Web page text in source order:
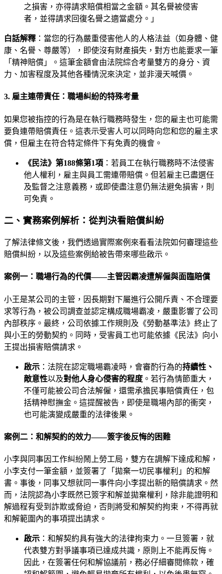
之損害，亦得請求賠償相當之金額。其名譽被侵害
者，並得請求回復名譽之適當處分。」
白話解釋 ：當您的行為嚴重侵害他人的人格法益（如身體、健
康、名譽、尊嚴等），即使沒有財產損失，對方也能要求一筆
「精神賠償」。這筆金額會由法院綜合考量雙方的身分、資
力、加害程度及其他各種情況來決定，並非漫天喊價。
3. 雇主連帶責任：職場糾紛的特殊考量
如果您被指控的行為是在執行職務時發生，您的雇主也可能需
要負連帶賠償責任。這表示受害人可以同時向您和您的雇主求
償，但雇主在符合特定條件下有免責的機會。
《民法》第188條第1項 ：若員工在執行職務時不法侵害
他人權利，雇主與員工需連帶賠償。但若雇主已盡選任
及監督之注意義務，或即使盡注意仍無法避免損害，則
可免責。
二、實務案例解析：從判決看賠償糾紛
了解法律條文後，我們透過實際案例來看看法院如何審理這些
賠償糾紛，以及這些案例給被告帶來哪些啟示。
案例一：職場行為的代價——主管因霸凌遭解僱與面臨賠償
小王是某公司的主管，因長期對下屬進行公開斥責、不合理要
求等行為，被公司調查並認定構成職場霸凌，嚴重影響了公司
內部秩序。最終，公司依據工作規則及《勞動基準法》終止了
與小王的勞動契約。同時，受害員工也可能依據《民法》向小
王提出損害賠償請求。
啟示 ：法院在認定職場霸凌時，會審酌行為的持續性、
敵意性以及對他人身心侵害的程度 。若行為情節重大，
不僅可能被公司合法解僱，還需承擔民事賠償責任，包
括精神慰撫金。這提醒被告，即使是職場內部的衝突，
也可能演變成嚴重的法律後果。
案例二：和解契約的效力——簽字後反悔的困難
小李與同事因工作糾紛鬧上勞工局，雙方在調解下達成和解，
小李支付一筆金額，並簽署了「拋棄一切民事權利」的和解
書。事後，同事又想就同一事件向小李提出新的賠償請求。然
而，法院認為小李既然已簽字和解並拋棄權利，除非能證明和
解過程有受到詐欺或脅迫，否則將受和解契約拘束，不得再就
和解範圍內的事項提出請求。
啟示 ：和解契約具有強大的法律拘束力。一旦簽署，就
代表雙方對爭議事項已達成共識，原則上不能再反悔。
因此，在簽署任何和解協議前，務必仔細審閱條款，確